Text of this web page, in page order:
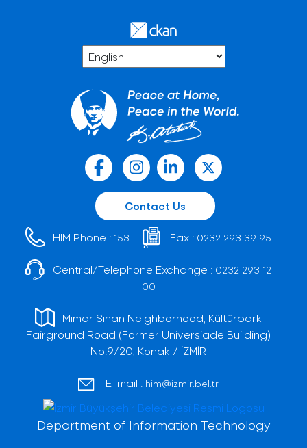
Contact Us
HIM Phone : 153 Fax : 0232 293 39 95
Central/Telephone Exchange : 0232 293 12
00
Mimar Sinan Neighborhood, Kültürpark
Fairground Road (Former Universiade Building)
No:9/20, Konak / İZMİR
E-mail : him@izmir.bel.tr
Department of Information Technology